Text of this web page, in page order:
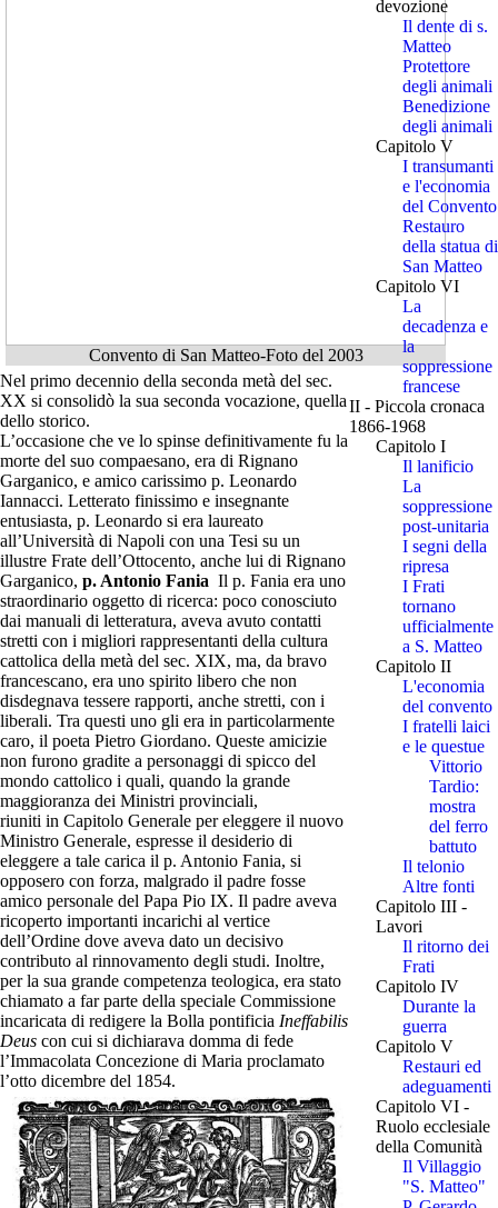
Convento di San Matteo-Foto del 2003
Nel primo decennio della seconda metà del sec.
XX si consolidò la sua seconda vocazione, quella
dello storico.
L’occasione che ve lo spinse definitivamente fu la
morte del suo compaesano, era di Rignano
Garganico, e amico carissimo p. Leonardo
Iannacci. Letterato finissimo e insegnante
entusiasta, p. Leonardo si era laureato
all’Università di Napoli con una Tesi su un
illustre Frate dell’Ottocento, anche lui di Rignano
Garganico, p. Antonio Fania Il p. Fania era uno
straordinario oggetto di ricerca: poco conosciuto
dai manuali di letteratura, aveva avuto contatti
stretti con i migliori rappresentanti della cultura
cattolica della metà del sec. XIX, ma, da bravo
francescano, era uno spirito libero che non
disdegnava tessere rapporti, anche stretti, con i
liberali. Tra questi uno gli era in particolarmente
caro, il poeta Pietro Giordano. Queste amicizie
non furono gradite a personaggi di spicco del
mondo cattolico i quali, quando la grande
maggioranza dei Ministri provinciali,
riuniti in Capitolo Generale per eleggere il nuovo
Ministro Generale, espresse il desiderio di
eleggere a tale carica il p. Antonio Fania, si
opposero con forza, malgrado il padre fosse
amico personale del Papa Pio IX. Il padre aveva
ricoperto importanti incarichi al vertice
dell’Ordine dove aveva dato un decisivo
contributo al rinnovamento degli studi. Inoltre,
per la sua grande competenza teologica, era stato
chiamato a far parte della speciale Commissione
incaricata di redigere la Bolla pontificia Ineffabilis
Deus con cui si dichiarava domma di fede
l’Immacolata Concezione di Maria proclamato
l’otto dicembre del 1854.
devozione
Il dente di s.
Matteo
Protettore
degli animali
Benedizione
degli animali
Capitolo V
I transumanti
e l'economia
del Convento
Restauro
della statua di
San Matteo
Capitolo VI
La
decadenza e
la
soppressione
francese
II - Piccola cronaca
1866-1968
Capitolo I
Il lanificio
La
soppressione
post-unitaria
I segni della
ripresa
I Frati
tornano
ufficialmente
a S. Matteo
Capitolo II
L'economia
del convento
I fratelli laici
e le questue
Vittorio
Tardio:
mostra
del ferro
battuto
Il telonio
Altre fonti
Capitolo III -
Lavori
Il ritorno dei
Frati
Capitolo IV
Durante la
guerra
Capitolo V
Restauri ed
adeguamenti
Capitolo VI -
Ruolo ecclesiale
della Comunità
Il Villaggio
"S. Matteo"